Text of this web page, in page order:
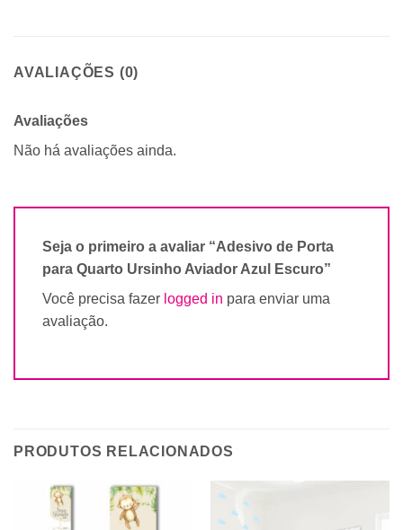
AVALIAÇÕES (0)
Avaliações
Não há avaliações ainda.
Seja o primeiro a avaliar “Adesivo de Porta
para Quarto Ursinho Aviador Azul Escuro”
Você precisa fazer logged in para enviar uma
avaliação.
PRODUTOS RELACIONADOS